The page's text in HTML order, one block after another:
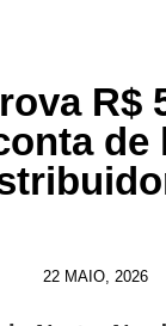
R$
de
22 MAIO, 2026